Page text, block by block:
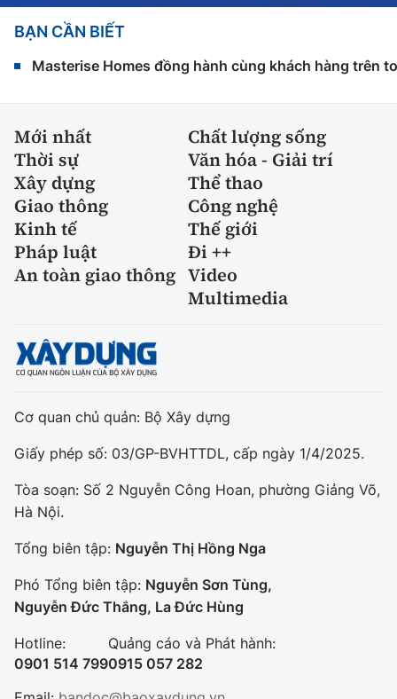
BẠN CẦN BIẾT
Masterise Homes đồng hành cùng khách hàng trên
Mới nhất
Chất lượng sống
Thời sự
Văn hóa - Giải trí
Xây dựng
Thể thao
Giao thông
Công nghệ
Kinh tế
Thế giới
Pháp luật
Đi ++
An toàn giao thông Video
Multimedia
Cơ quan chủ quản: Bộ Xây dựng
Giấy phép số: 03/GP-BVHTTDL, cấp ngày 1/4/2025.
Tòa soạn: Số 2 Nguyễn Công Hoan, phường Giảng Võ,
Hà Nội.
Tổng biên tập: Nguyễn Thị Hồng Nga
Phó Tổng biên tập: Nguyễn Sơn Tùng,
Nguyễn Đức Thắng, La Đức Hùng
Hotline:
0901 514 799
Quảng cáo và Phát hành:
0915 057 282